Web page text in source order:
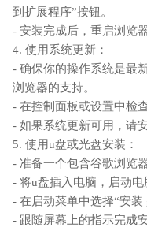
到扩展程序”按钮。
- 安装完成后，重启浏览
4. 使用系统更新：
- 确保你的操作系统是最
浏览器的支持。
- 在控制面板或设置中检查
- 如果系统更新可用，请
5. 使用u盘或光盘安装：
- 准备一个包含谷歌浏览
- 将u盘插入电脑，启动电
- 在启动菜单中选择“安装
- 跟随屏幕上的指示完成安